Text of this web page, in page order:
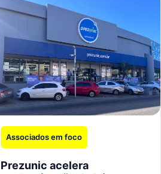
Associados em foco
Prezunic acelera